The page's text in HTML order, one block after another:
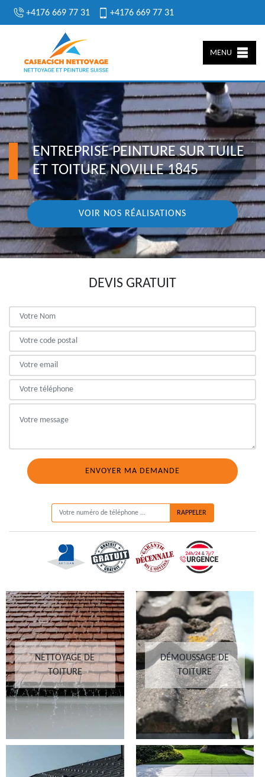
+4176 669 77 31 +4176 669 77 31
MENU
ENTREPRISE PEINTURE SUR TUILE
ET TOITURE NOVILLE 1845
VOIR NOS RÉALISATIONS
DEVIS GRATUIT
NETTOYAGE DE
TOITURE
DÉMOUSSAGE DE
TOITURE